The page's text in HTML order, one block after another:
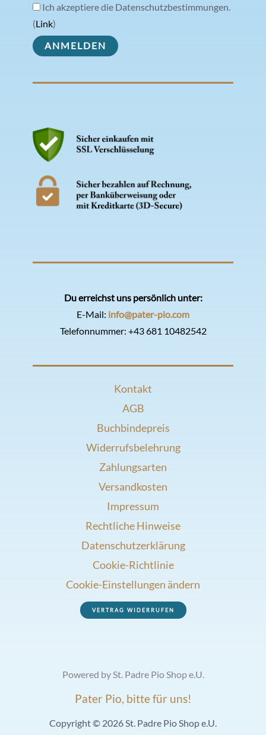
Ich akzeptiere die Datenschutzbestimmungen.
(Link)
Du erreichst uns persönlich unter:
E-Mail: info@pater-pio.com
Telefonnummer: +43 681 10482542
Kontakt
AGB
Buchbindepreis
Widerrufsbelehrung
Zahlungsarten
Versandkosten
Impressum
Rechtliche Hinweise
Datenschutzerklärung
Cookie-Richtlinie
Cookie-Einstellungen ändern
VERTRAG WIDERRUFEN
Powered by St. Padre Pio Shop e.U.
Pater Pio, bitte für uns!
Copyright © 2026 St. Padre Pio Shop e.U.